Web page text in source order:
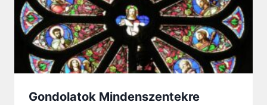
Gondolatok Mindenszentekre